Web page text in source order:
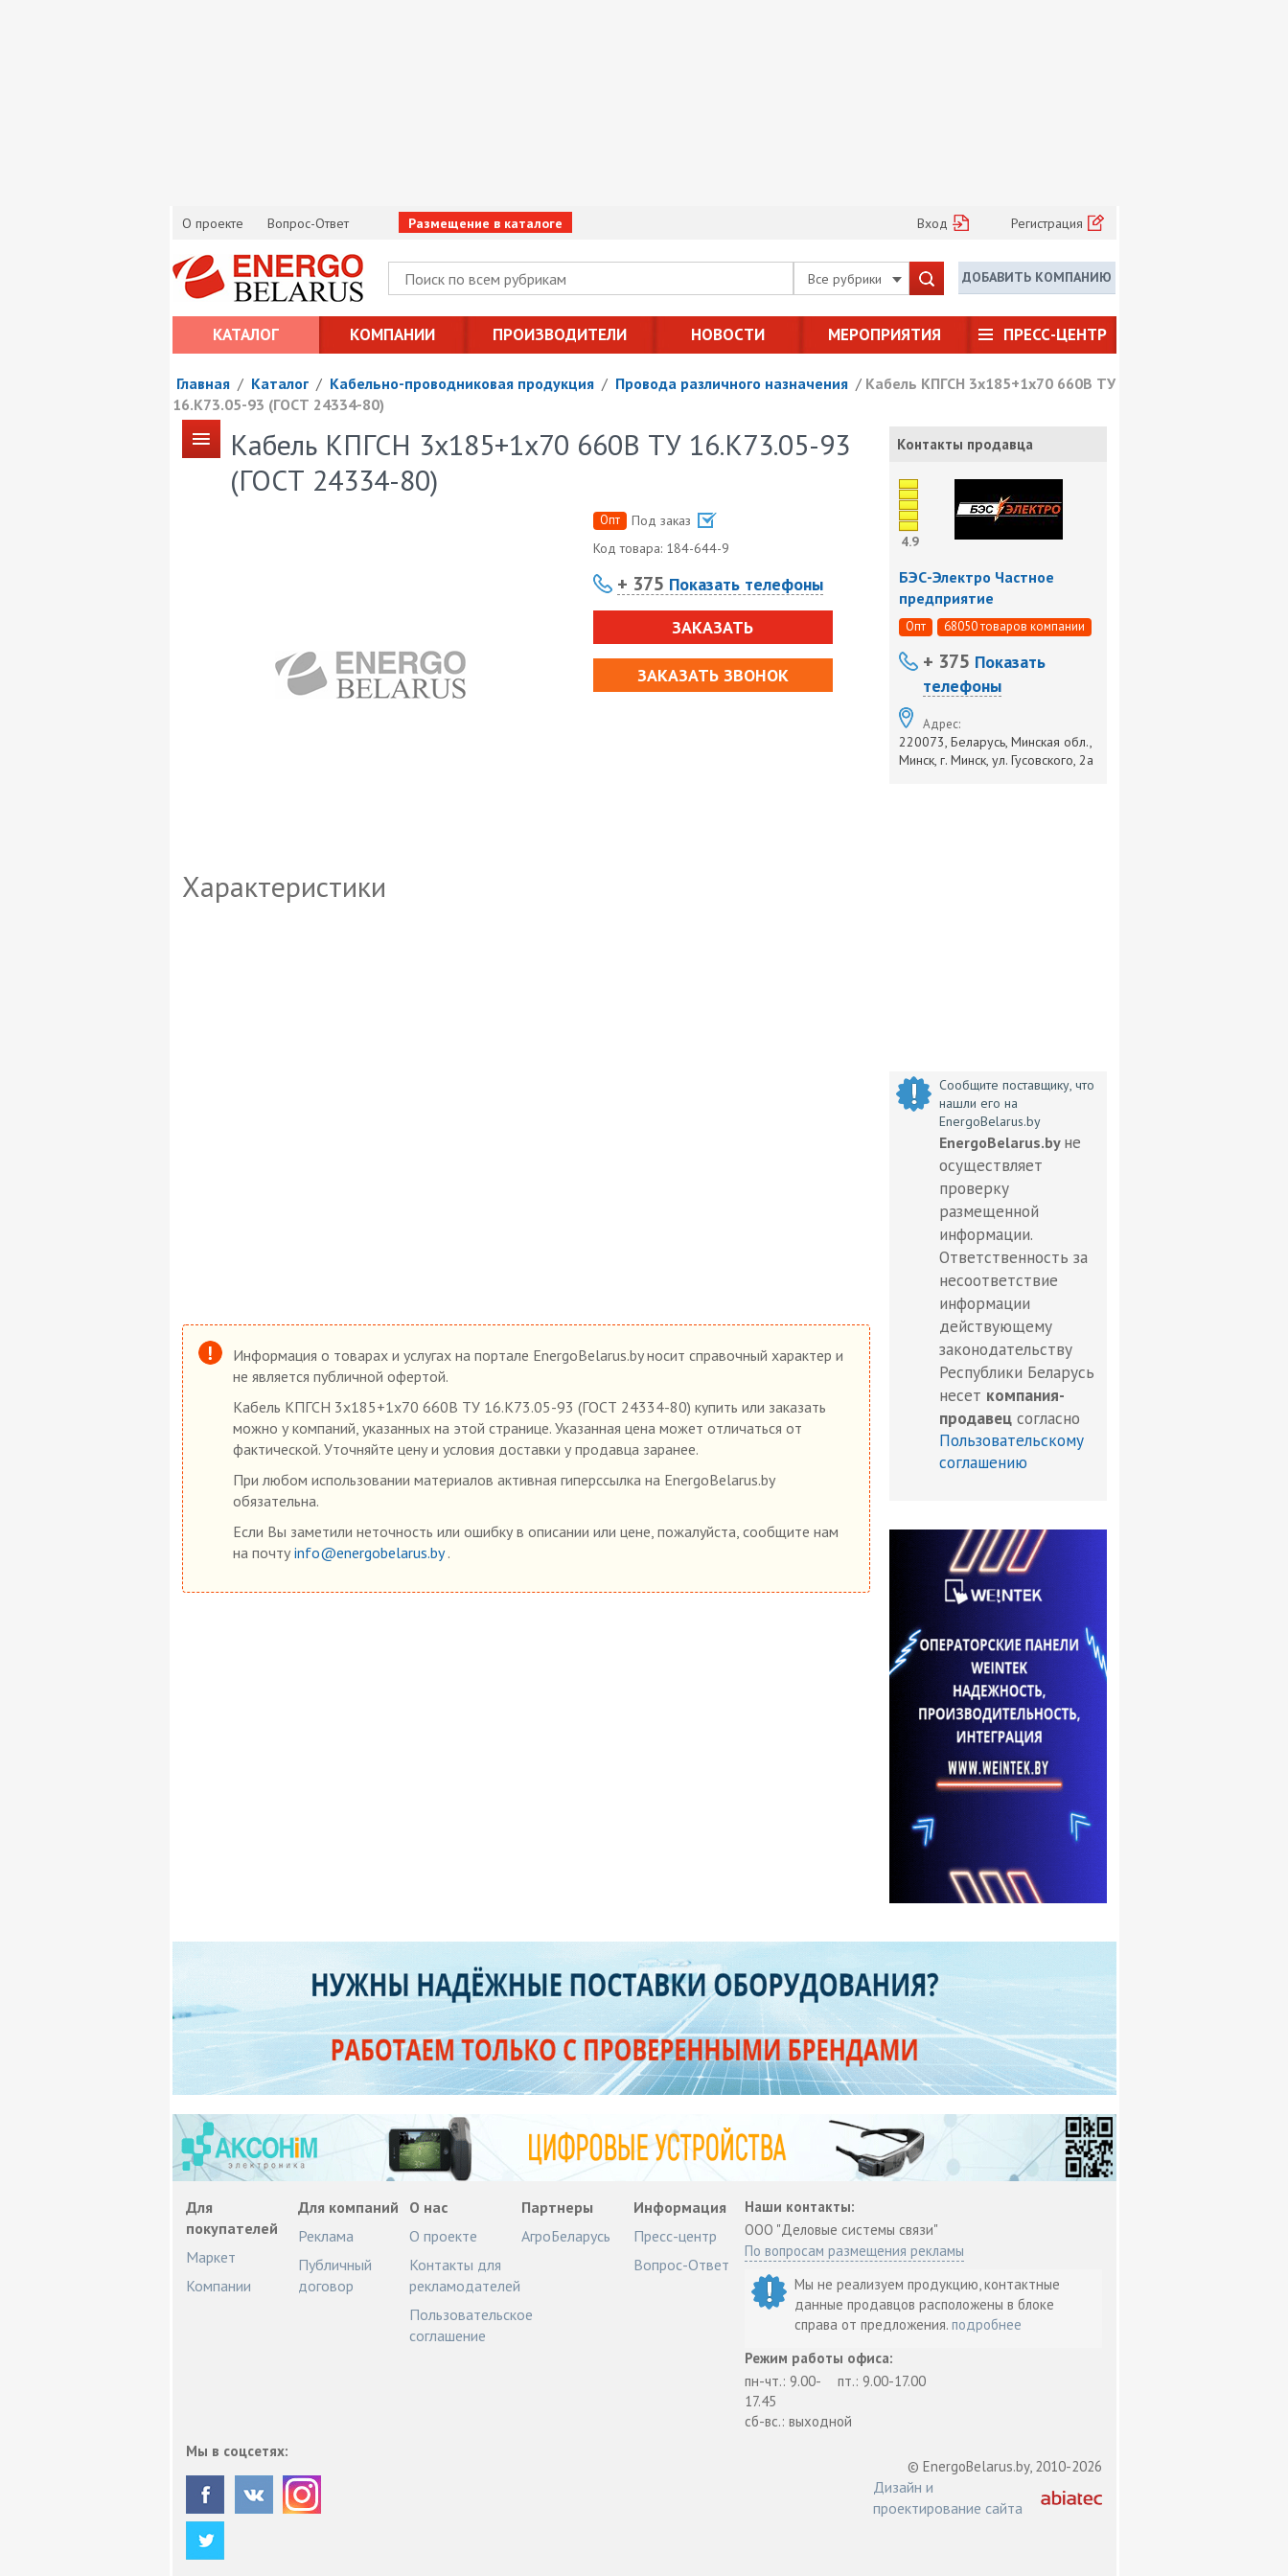
О проекте Вопрос-Ответ Размещение в каталоге Вход Регистрация
Все рубрики ДОБАВИТЬ КОМПАНИЮ
КАТАЛОГ КОМПАНИИ ПРОИЗВОДИТЕЛИ НОВОСТИ МЕРОПРИЯТИЯ ПРЕСС-ЦЕНТР
Главная / Каталог / Кабельно-проводниковая продукция / Провода различного назначения / Кабель КПГСН 3х185+1х70 660В ТУ
16.К73.05-93 (ГОСТ 24334-80)
Кабель КПГСН 3х185+1х70 660В ТУ 16.К73.05-93
(ГОСТ 24334-80)
Опт
Под заказ
Код товара: 184-644-9
+ 375 Показать телефоны
ЗАКАЗАТЬ
ЗАКАЗАТЬ ЗВОНОК
Характеристики
Контакты продавца
4.9
БЭС-Электро Частное
предприятие
Опт 68050 товаров компании
+ 375 Показать
телефоны
Адрес:
220073, Беларусь, Минская обл.,
Минск, г. Минск, ул. Гусовского, 2а
Сообщите поставщику, что
нашли его на
EnergoBelarus.by
EnergoBelarus.by не
осуществляет
проверку
размещенной
информации.
Ответственность за
несоответствие
информации
действующему
законодательству
Республики Беларусь
несет компания-
продавец согласно
Пользовательскому
соглашению
Информация о товарах и услугах на портале EnergoBelarus.by носит справочный характер и
не является публичной офертой.
Кабель КПГСН 3х185+1х70 660В ТУ 16.К73.05-93 (ГОСТ 24334-80) купить или заказать
можно у компаний, указанных на этой странице. Указанная цена может отличаться от
фактической. Уточняйте цену и условия доставки у продавца заранее.
При любом использовании материалов активная гиперссылка на EnergoBelarus.by
обязательна.
Если Вы заметили неточность или ошибку в описании или цене, пожалуйста, сообщите нам
на почту info@energobelarus.by.
Для
покупателей
Маркет
Компании
Для компаний
Реклама
Публичный
договор
О нас
О проекте
Контакты для
рекламодателей
Пользовательское
соглашение
Партнеры
АгроБеларусь
Информация
Пресс-центр
Вопрос-Ответ
Наши контакты:
ООО "Деловые системы связи"
По вопросам размещения рекламы
Мы не реализуем продукцию, контактные
данные продавцов расположены в блоке
справа от предложения.подробнее
Режим работы офиса:
пн-чт.: 9.00-
17.45
пт.: 9.00-17.00
сб-вс.: выходной
Мы в соцсетях:
© EnergoBelarus.by, 2010-2026
Дизайн и
проектирование сайта